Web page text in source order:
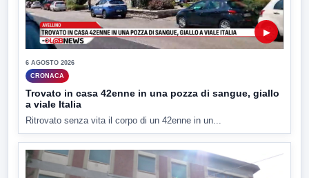
▶
6 AGOSTO 2026
CRONACA
Trovato in casa 42enne in una pozza di sangue, giallo
a viale Italia
Ritrovato senza vita il corpo di un 42enne in un...